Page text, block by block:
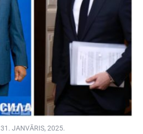
31. JANVĀRIS, 2025.